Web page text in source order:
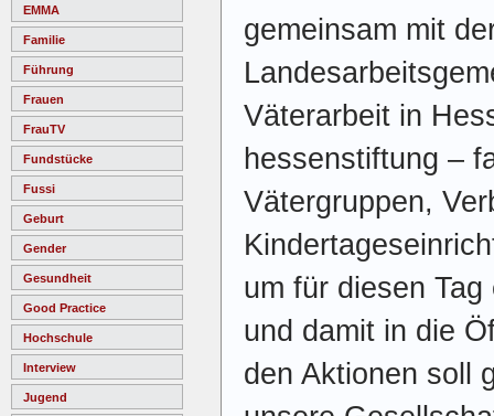
EMMA
Familie
Führung
Frauen
FrauTV
Fundstücke
Fussi
Geburt
Gender
Gesundheit
Good Practice
Hochschule
Interview
Jugend
gemeinsam mit
Väterarbeit in
hessenstiftung –
Vätergruppen,
um für diesen
und damit in die
den Aktionen soll